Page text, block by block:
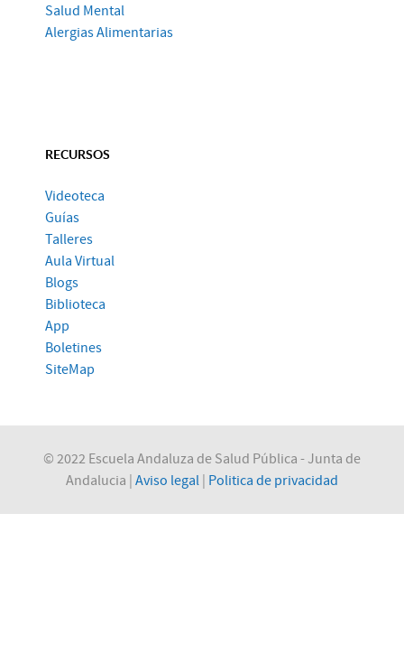
Salud Mental
Alergias Alimentarias
RECURSOS
Videoteca
Guías
Talleres
Aula Virtual
Blogs
Biblioteca
App
Boletines
SiteMap
© 2022 Escuela Andaluza de Salud Pública - Junta de
Andalucia | Aviso legal | Politica de privacidad